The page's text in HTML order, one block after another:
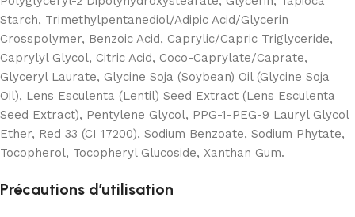
Starch, Trimethylpentanediol/Adipic Acid/Glycerin
Crosspolymer, Benzoic Acid, Caprylic/Capric Triglyceride,
Caprylyl Glycol, Citric Acid, Coco-Caprylate/Caprate,
Glyceryl Laurate, Glycine Soja (Soybean) Oil (Glycine Soja
Oil), Lens Esculenta (Lentil) Seed Extract (Lens Esculenta
Seed Extract), Pentylene Glycol, PPG-1-PEG-9 Lauryl Glycol
Ether, Red 33 (CI 17200), Sodium Benzoate, Sodium Phytate,
Tocopherol, Tocopheryl Glucoside, Xanthan Gum.
Précautions d’utilisation